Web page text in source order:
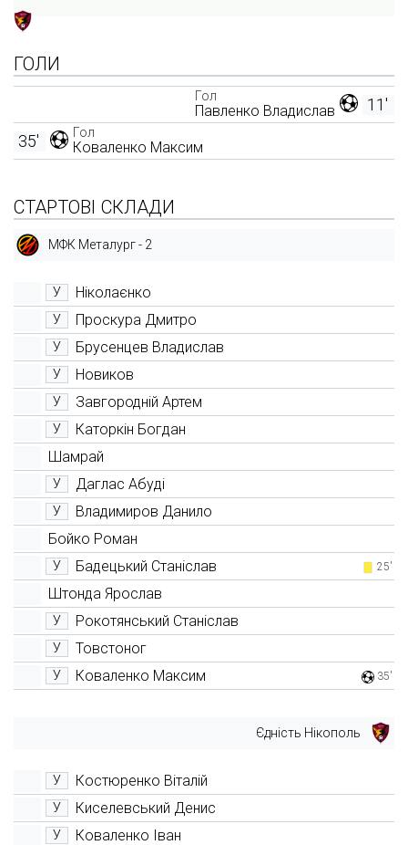
ГОЛИ
11'
Гол
Павленко Владислав
Гол
Коваленко Максим
35'
СТАРТОВІ СКЛАДИ
МФК Металург - 2
У Ніколаєнко
У Проскура Дмитро
У Брусенцев Владислав
У Новиков
У Завгородній Артем
У
Каторкін Богдан
Шамрай
У Даглас Абуді
У
Владимиров Данило
Бойко Роман
У Бадецький Станіслав 25'
Штонда Ярослав
У Рокотянський Станіслав
У Товстоног
У Коваленко Максим 35'
Єдність Нікополь
У Костюренко Віталій
У Киселевський Денис
У Коваленко Іван